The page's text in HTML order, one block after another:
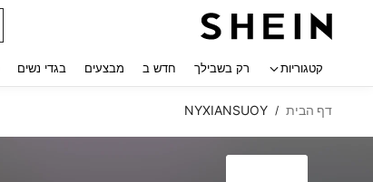
קטגוריות רק בשבילך חדש ב מבצעים בגדי נשים
דף הבית /
NYXIANSUOY